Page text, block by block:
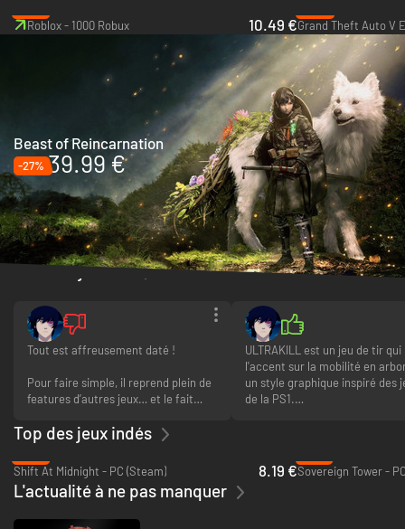
Roblox - 1000 Robux
10.49 €Grand Theft Auto V
Beast of Reincarnation
-27% 39.99 €
Avis des joueurs
Tout est affreusement daté !
Pour faire simple, il reprend plein de
features d’autres jeux… et le fait
s’inspire (sauf pour le grappin de
Sekiro : animation identique à la
frame près, et on garde même le
même bruitage d’ailleurs. Pourquoi
on se ferait chier à bosser, non ?).
ULTRAKILL est un jeu de tir
l'accent sur la mobilité en
un style graphique inspiré des
de la PS1.
jusqu'à dire que les graphismes
simplistes contribuent à ce
Top des jeux indés
Shift At Midnight - PC (Steam)
8.19 €Sovereign Tower -
L'actualité à ne pas manquer